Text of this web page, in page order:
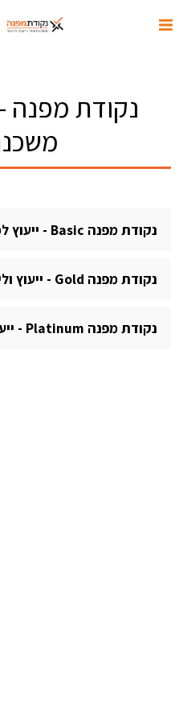
נקודת מפנה -
נקודת מפנה Basic - ייעוץ למשכנתאות
נקודת מפנה Gold - ייעוץ וליווי מקיף למשכנתאות
נקודת מפנה Platinum - ייעוץ וליווי VIP למשכנתאות